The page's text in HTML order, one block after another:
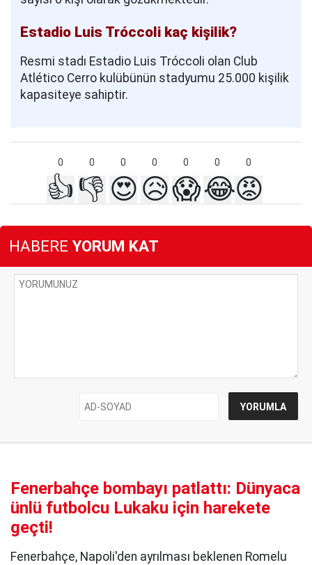
Estadio Luis Tróccoli kaç kişilik?
Resmi stadı Estadio Luis Tróccoli olan Club
Atlético Cerro kulübünün stadyumu 25.000 kişilik
kapasiteye sahiptir.
0 0 0 0 0 0 0
👍 👎 😍😥😱😂😡
HABERE YORUM KAT
Fenerbahçe bombayı patlattı: Dünyaca
ünlü futbolcu Lukaku için harekete
geçti!
Fenerbahçe, Napoli'den ayrılması beklenen Romelu